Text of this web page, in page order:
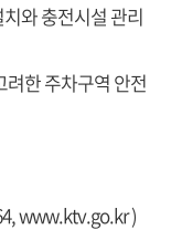
와 충전시설 관리
한 주차구역 안전
www.ktv.go.kr)